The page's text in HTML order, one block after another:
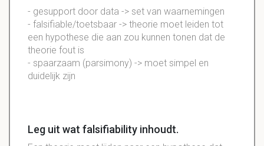
- gesupport door data -> set van waarnemingen
- falsifiable/toetsbaar -> theorie moet leiden tot
een hypothese die aan zou kunnen tonen dat de
theorie fout is
- spaarzaam (parsimony) -> moet simpel en
duidelijk zijn
Leg uit wat falsifiability inhoudt.